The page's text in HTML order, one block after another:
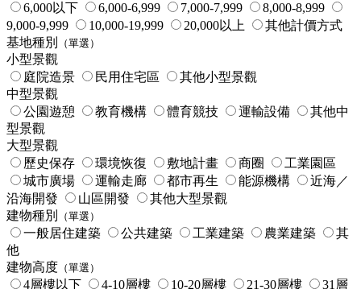
6,000以下 6,000-6,999 7,000-7,999
8,000-8,999
9,000-9,999
10,000-19,999 20,000以上
其他計價方式
基地種別
（單選）
小型景觀
庭院造景
民用住宅區
其他小型景觀
中型景觀
公園遊憩
教育機構 體育競技 運輸設備
其他中
型景觀
大型景觀
歷史保存
環境恢復 敷地計畫 商圈
工業園區
城市廣場
運輸走廊 都市再生 能源機構
近海／
沿海開發
山區開發
其他大型景觀
建物種別
（單選）
一般居住建築 公共建築 工業建築 農業建築
其
他
建物高度 （單選）
4層樓以下 4-10層樓 10-20層樓 21-30層樓
31層